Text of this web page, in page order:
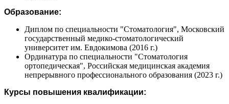
Образование:
Диплом по специальности "Стоматология", Московский
государственный медико-стоматологический
университет им. Евдокимова (2016 г.)
Ординатура по специальности "Стоматология
ортопедическая", Российская медицинская академия
непрерывного профессионального образования (2023 г.)
Курсы повышения квалификации: